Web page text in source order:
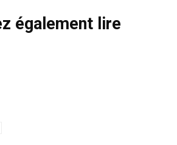
également lire